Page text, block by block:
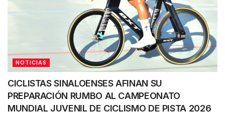
NOTICIAS
CICLISTAS SINALOENSES AFINAN SU
PREPARACIÓN RUMBO AL CAMPEONATO
MUNDIAL JUVENIL DE CICLISMO DE PISTA 2026